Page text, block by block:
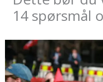
14 spørsmål